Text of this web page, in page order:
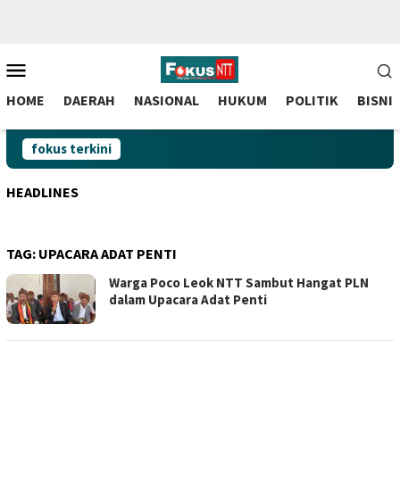
to
contentMobile
HOME DAERAH NASIONAL HUKUM POLITIK BISNIS
fokus terkini
HEADLINES
TAG: UPACARA ADAT PENTI
Warga Poco Leok NTT Sambut Hangat PLN
dalam Upacara Adat Penti